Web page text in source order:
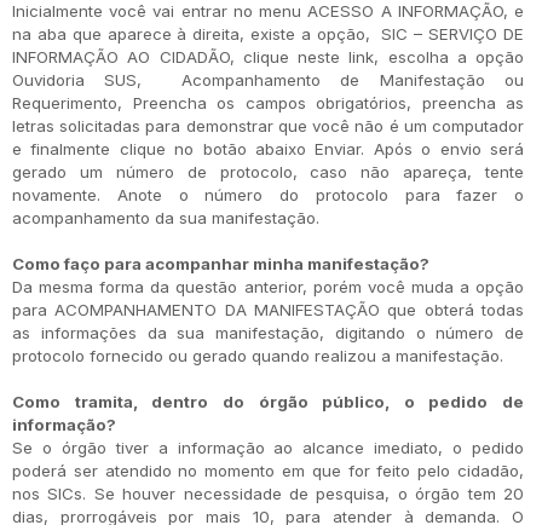
Inicialmente você vai entrar no menu ACESSO A INFORMAÇÃO, e
na aba que aparece à direita, existe a opção, SIC – SERVIÇO DE
INFORMAÇÃO AO CIDADÃO, clique neste link, escolha a opção
Ouvidoria SUS, Acompanhamento de Manifestação ou
Requerimento, Preencha os campos obrigatórios, preencha as
letras solicitadas para demonstrar que você não é um computador
e finalmente clique no botão abaixo Enviar. Após o envio será
gerado um número de protocolo, caso não apareça, tente
novamente. Anote o número do protocolo para fazer o
acompanhamento da sua manifestação.
Como faço para acompanhar minha manifestação?
Da mesma forma da questão anterior, porém você muda a opção
para ACOMPANHAMENTO DA MANIFESTAÇÃO que obterá todas
as informações da sua manifestação, digitando o número de
protocolo fornecido ou gerado quando realizou a manifestação.
Como tramita, dentro do órgão público, o pedido de
informação?
Se o órgão tiver a informação ao alcance imediato, o pedido
poderá ser atendido no momento em que for feito pelo cidadão,
nos SICs. Se houver necessidade de pesquisa, o órgão tem 20
dias, prorrogáveis por mais 10, para atender à demanda. O